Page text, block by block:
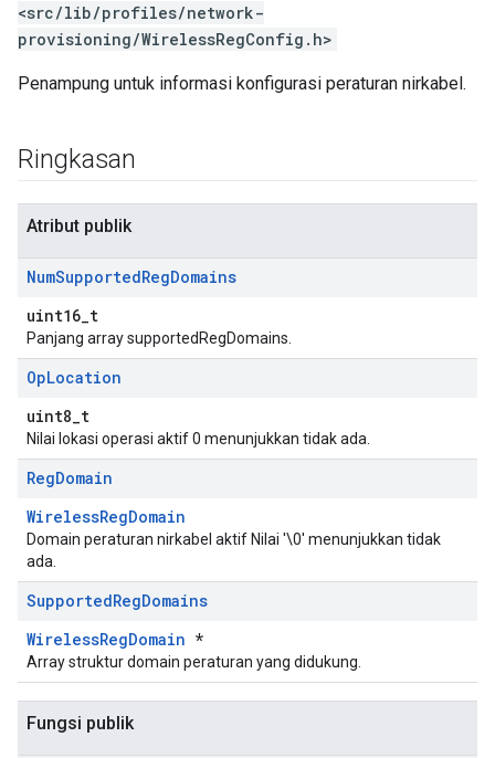
<src/lib/profiles/network-
provisioning/WirelessRegConfig.h>
Penampung untuk informasi konfigurasi peraturan nirkabel.
Ringkasan
Atribut publik
NumSupportedRegDomains
uint16_t
Panjang array supportedRegDomains.
OpLocation
uint8_t
Nilai lokasi operasi aktif 0 menunjukkan tidak ada.
RegDomain
WirelessRegDomain
Domain peraturan nirkabel aktif Nilai '\0' menunjukkan tidak
ada.
SupportedRegDomains
WirelessRegDomain *
Array struktur domain peraturan yang didukung.
Fungsi publik